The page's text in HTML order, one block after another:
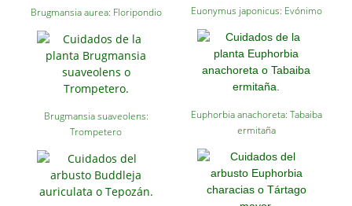
Brugmansia aurea: Floripondio
Brugmansia suaveolens:
Trompetero
Euonymus japonicus: Evónimo
Euphorbia anachoreta: Tabaiba
ermitaña